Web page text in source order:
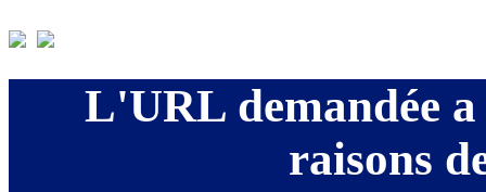
L'URL demandée a
raisons